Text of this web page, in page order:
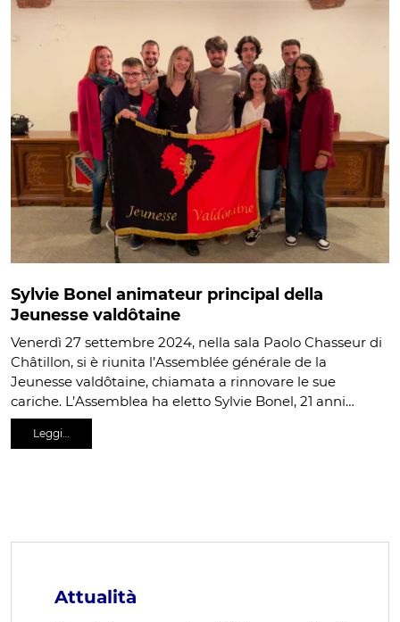
Sylvie Bonel animateur principal della
Jeunesse valdôtaine
Venerdì 27 settembre 2024, nella sala Paolo Chasseur di
Châtillon, si è riunita l’Assemblée générale de la
Jeunesse valdôtaine, chiamata a rinnovare le sue
cariche. L’Assemblea ha eletto Sylvie Bonel, 21 anni…
Leggi…
Attualità